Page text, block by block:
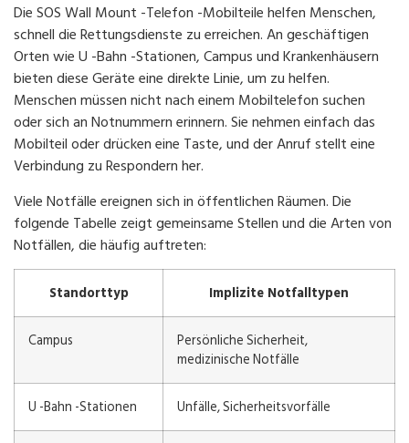
Die SOS Wall Mount -Telefon -Mobilteile helfen Menschen,
schnell die Rettungsdienste zu erreichen. An geschäftigen
Orten wie U -Bahn -Stationen, Campus und Krankenhäusern
bieten diese Geräte eine direkte Linie, um zu helfen.
Menschen müssen nicht nach einem Mobiltelefon suchen
oder sich an Notnummern erinnern. Sie nehmen einfach das
Mobilteil oder drücken eine Taste, und der Anruf stellt eine
Verbindung zu Respondern her.
Viele Notfälle ereignen sich in öffentlichen Räumen. Die
folgende Tabelle zeigt gemeinsame Stellen und die Arten von
Notfällen, die häufig auftreten:
Standorttyp Implizite Notfalltypen
Campus
Persönliche Sicherheit,
medizinische Notfälle
U -Bahn -Stationen Unfälle, Sicherheitsvorfälle